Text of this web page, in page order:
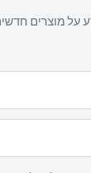
על מוצרים